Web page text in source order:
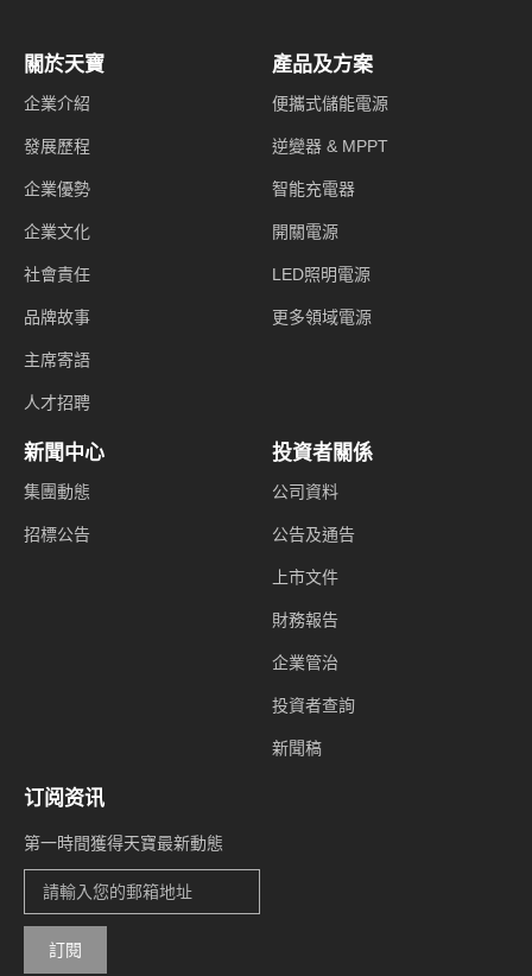
關於天寶
企業介紹
發展歷程
企業優勢
企業文化
社會責任
品牌故事
主席寄語
人才招聘
產品及方案
便攜式儲能電源
逆變器 & MPPT
智能充電器
開關電源
LED照明電源
更多領域電源
新聞中心
集團動態
招標公告
投資者關係
公司資料
公告及通告
上市文件
財務報告
企業管治
投資者查詢
新聞稿
订阅资讯
第一時間獲得天寶最新動態
訂閱